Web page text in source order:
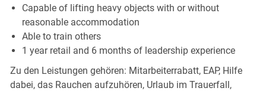
Capable of lifting heavy objects with or without
reasonable accommodation
Able to train others
1 year retail and 6 months of leadership experience
Zu den Leistungen gehören: Mitarbeiterrabatt, EAP, Hilfe
dabei, das Rauchen aufzuhören, Urlaub im Trauerfall,